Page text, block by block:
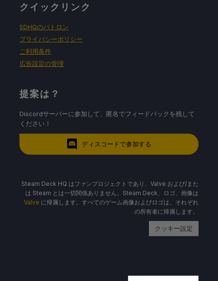
クイックリンク
SDHQのパトロン
プライバシーポリシー
ご利用条件
広告設定の管理
提案は？
Discordサーバーに参加して、匿名でフィードバックを残して
ください！
ディスコードで参加する
Steam Deck HQ はファンプロジェクトであり、Valve および/また
は Steam とは一切関係ありません。Steam Deck、ロゴ、画像は
Valve に帰属します。すべてのゲーム画像およびロゴは、それぞれ
の所有者に帰属します。
クッキー設定